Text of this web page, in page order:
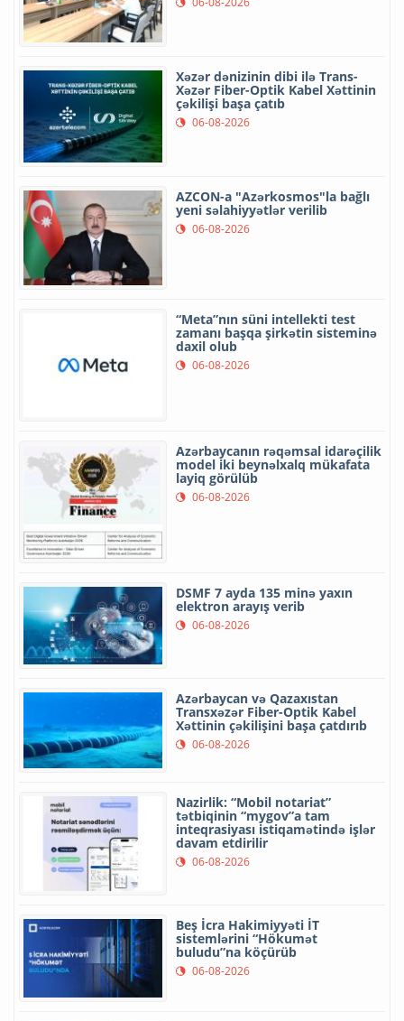
Xəzər dənizinin dibi ilə Trans-
Xəzər Fiber-Optik Kabel Xəttinin
çəkilişi başa çatıb
06-08-2026
AZCON-a "Azərkosmos"la bağlı
yeni səlahiyyətlər verilib
06-08-2026
“Meta”nın süni intellekti test
zamanı başqa şirkətin sisteminə
daxil olub
06-08-2026
Azərbaycanın rəqəmsal idarəçilik
model iki beynəlxalq mükafata
layiq görülüb
06-08-2026
DSMF 7 ayda 135 minə yaxın
elektron arayış verib
06-08-2026
Azərbaycan və Qazaxıstan
Transxəzər Fiber-Optik Kabel
Xəttinin çəkilişini başa çatdırıb
06-08-2026
Nazirlik: “Mobil notariat”
tətbiqinin “mygov”a tam
inteqrasiyası istiqamətində işlər
davam etdirilir
06-08-2026
Beş İcra Hakimiyyəti İT
sistemlərini “Hökumət
buludu”na köçürüb
06-08-2026